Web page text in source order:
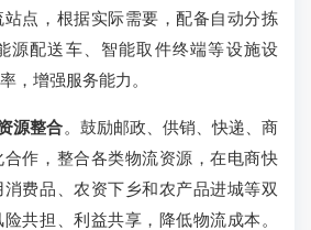
点，根据实际需要，配备自动分拣
源配送车、智能取件终端等设施设
，增强服务能力。
源整合。鼓励邮政、供销、快递、商
作，整合各类物流资源，在电商快
费品、农资下乡和农产品进城等双
共担、利益共享，降低物流成本。